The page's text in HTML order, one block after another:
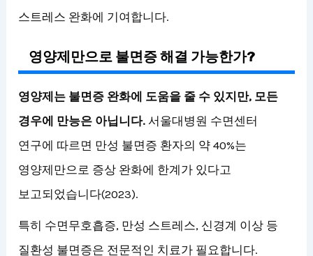
스트레스 완화에 기여합니다.
영양제만으로 불면증 해결 가능한가?
영양제는 불면증 완화에 도움을 줄 수 있지만, 모든
경우에 만능은 아닙니다. 서울대병원 수면센터
연구에 따르면 만성 불면증 환자의 약 40%는
영양제만으로 증상 완화에 한계가 있다고
보고되었습니다(2023).
특히 수면무호흡증, 만성 스트레스, 신경계 이상 등
질환성 불면증은 전문적인 치료가 필요합니다.